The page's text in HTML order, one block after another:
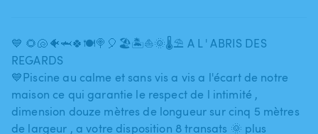
💙 🌻🐚🐠🦈🍀🍽🍭🎈🏖🏝⛵️🌞🌡⛱️ A L ' ABRIS DES
REGARDS
💙Piscine au calme et sans vis a vis a l'écart de notre
maison ce qui garantie le respect de l intimité ​,​
dimension douze mètres de longueur sur cinq 5 mètres
de largeur ​,​ a votre disposition 8 transats 🌞 plus